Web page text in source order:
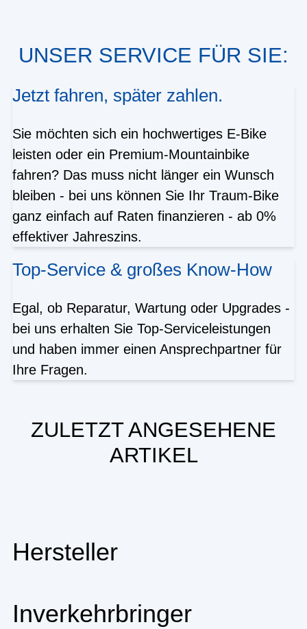
UNSER SERVICE FÜR SIE:
Jetzt fahren, später zahlen.
Sie möchten sich ein hochwertiges E-Bike
leisten oder ein Premium-Mountainbike
fahren? Das muss nicht länger ein Wunsch
bleiben - bei uns können Sie Ihr Traum-Bike
ganz einfach auf Raten finanzieren - ab 0%
effektiver Jahreszins.
Top-Service & großes Know-How
Egal, ob Reparatur, Wartung oder Upgrades -
bei uns erhalten Sie Top-Serviceleistungen
und haben immer einen Ansprechpartner für
Ihre Fragen.
ZULETZT ANGESEHENE
ARTIKEL
Hersteller
Inverkehrbringer